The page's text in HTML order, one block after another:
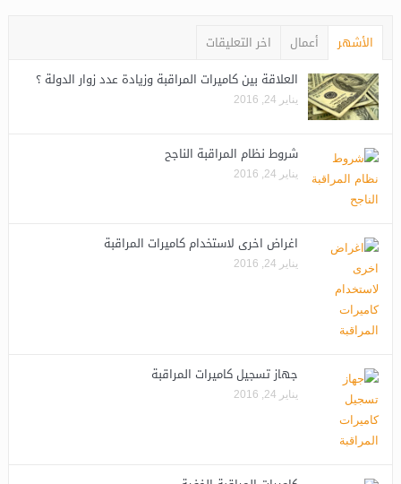
الأشهر أعمال
اخر التعليقات
العلاقة بين كاميرات المراقبة وزيادة عدد زوار الدولة ؟
يناير 24, 2016
شروط نظام المراقبة الناجح
يناير 24, 2016
اغراض اخرى لاستخدام كاميرات المراقبة
يناير 24, 2016
جهاز تسجيل كاميرات المراقبة
يناير 24, 2016